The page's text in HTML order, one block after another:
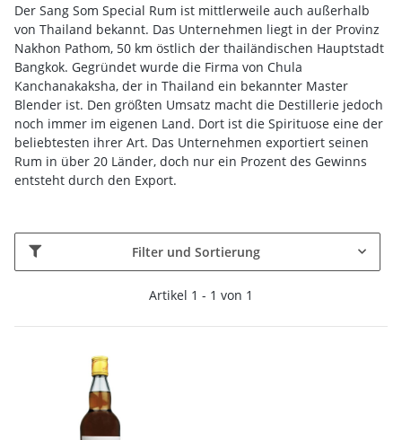
Der Sang Som Special Rum ist mittlerweile auch außerhalb
von Thailand bekannt. Das Unternehmen liegt in der Provinz
Nakhon Pathom, 50 km östlich der thailändischen Hauptstadt
Bangkok. Gegründet wurde die Firma von Chula
Kanchanakaksha, der in Thailand ein bekannter Master
Blender ist. Den größten Umsatz macht die Destillerie jedoch
noch immer im eigenen Land. Dort ist die Spirituose eine der
beliebtesten ihrer Art. Das Unternehmen exportiert seinen
Rum in über 20 Länder, doch nur ein Prozent des Gewinns
entsteht durch den Export.
Filter und Sortierung
Artikel 1 - 1 von 1